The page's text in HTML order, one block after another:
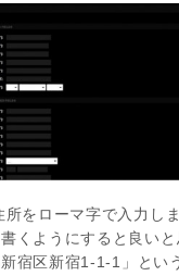
をローマ字で入力し
くようにすると良いと
宿区新宿1-1-1」とい